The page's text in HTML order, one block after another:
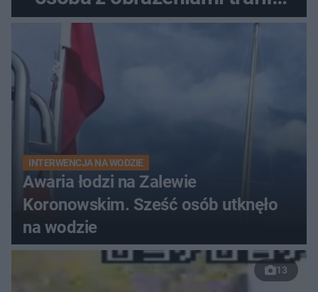
do szpitala
INTERWENCJA NA WODZIE
Awaria łodzi na Zalewie
Koronowskim. Sześć osób utknęło
na wodzie
13